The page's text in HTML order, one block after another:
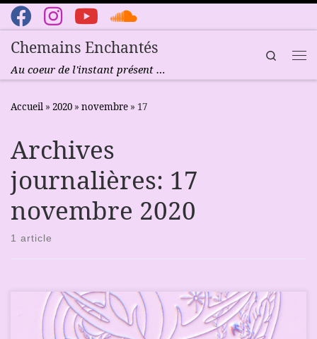
Passer au contenu
Chemains Enchantés
Au coeur de l'instant présent …
Search
Accueil » 2020 » novembre » 17
Archives
journalières: 17
novembre 2020
1 article